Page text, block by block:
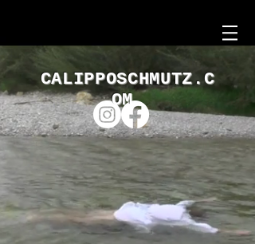
CALIPPOSCHMUTZ.C
OM